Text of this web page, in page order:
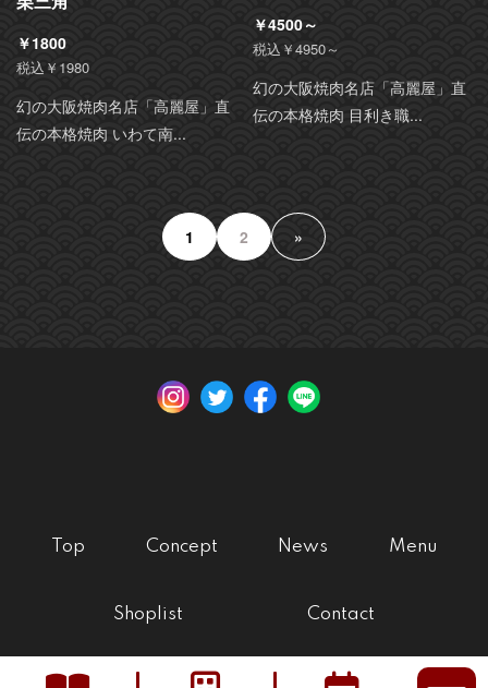
￥1800
税込￥1980
幻の大阪焼肉名店「高麗屋」直
伝の本格焼肉 いわて南...
￥4500～
税込￥4950～
幻の大阪焼肉名店「高麗屋」直
伝の本格焼肉 目利き職...
1 2 »
Top Concept News Menu
Shoplist Contact
プライバシーポリシー © Copyright 焼肉・韓国料理. All rights reserved.